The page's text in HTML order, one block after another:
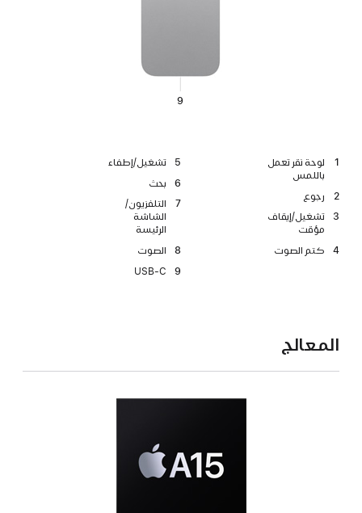
9
1
لوحة نقر تعمل
باللمس
2
رجوع
3
تشغيل/إيقاف
مؤقت
4
كتم الصوت
5
تشغيل/إطفاء
6
بحث
7
التلفزيون/
الشاشة
الرئيسة
8
الصوت
9
USB‑C
المعالج